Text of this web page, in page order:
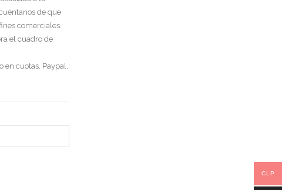
de que
comerciales.
el cuadro de
en cuotas. Paypal.
CLP